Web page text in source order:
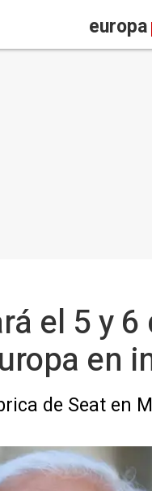
europa
el 5 y
en
de Seat en